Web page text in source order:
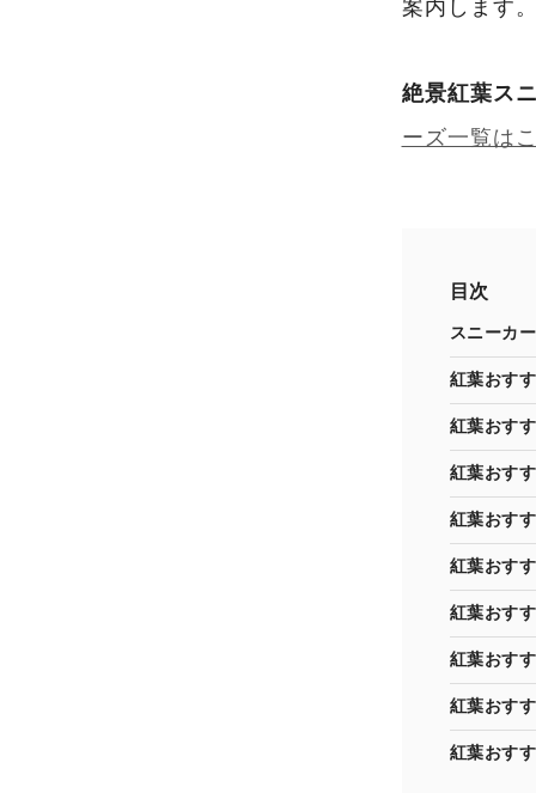
絶景紅葉ス
ーズ一覧は
目次
スニーカ
紅葉おす
紅葉おす
紅葉おす
紅葉おす
紅葉おす
紅葉おす
紅葉おす
紅葉おす
紅葉おす